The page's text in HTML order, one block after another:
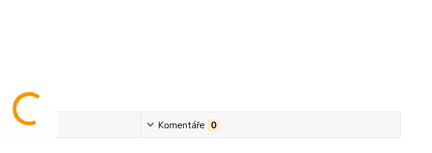
Komentáře 0